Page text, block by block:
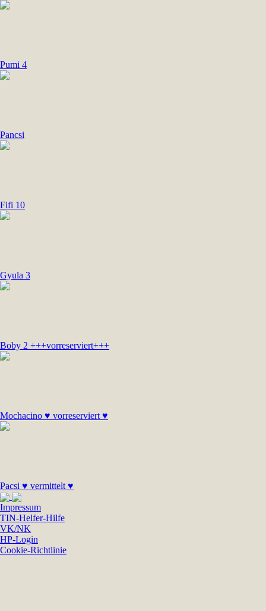
Pumi 4
Pancsi
Fifi 10
Gyula 3
Boby 2 +++vorreserviert+++
Mochacino ♥ vorreserviert ♥
Pacsi ♥ vermittelt ♥
Impressum
TIN-Helfer-Hilfe
VK/NK
HP-Login
Cookie-Richtlinie